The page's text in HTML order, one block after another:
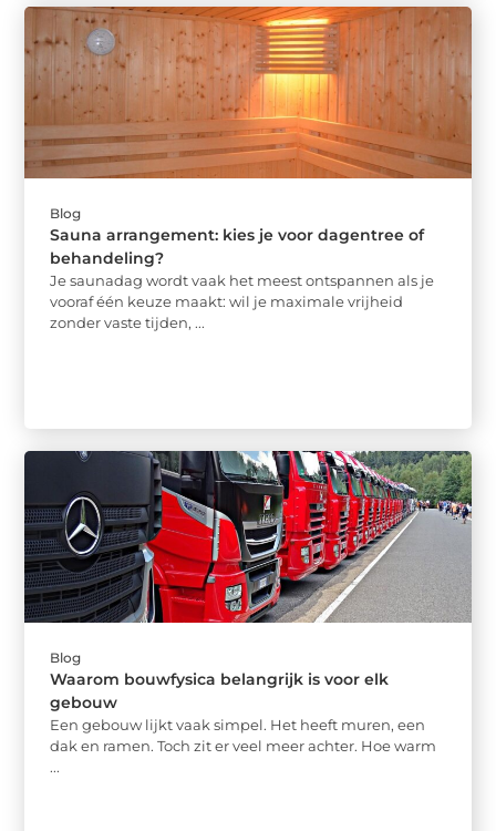
Blog
Sauna arrangement: kies je voor dagentree of
behandeling?
Je saunadag wordt vaak het meest ontspannen als je
vooraf één keuze maakt: wil je maximale vrijheid
zonder vaste tijden, ...
Blog
Waarom bouwfysica belangrijk is voor elk
gebouw
Een gebouw lijkt vaak simpel. Het heeft muren, een
dak en ramen. Toch zit er veel meer achter. Hoe warm
...